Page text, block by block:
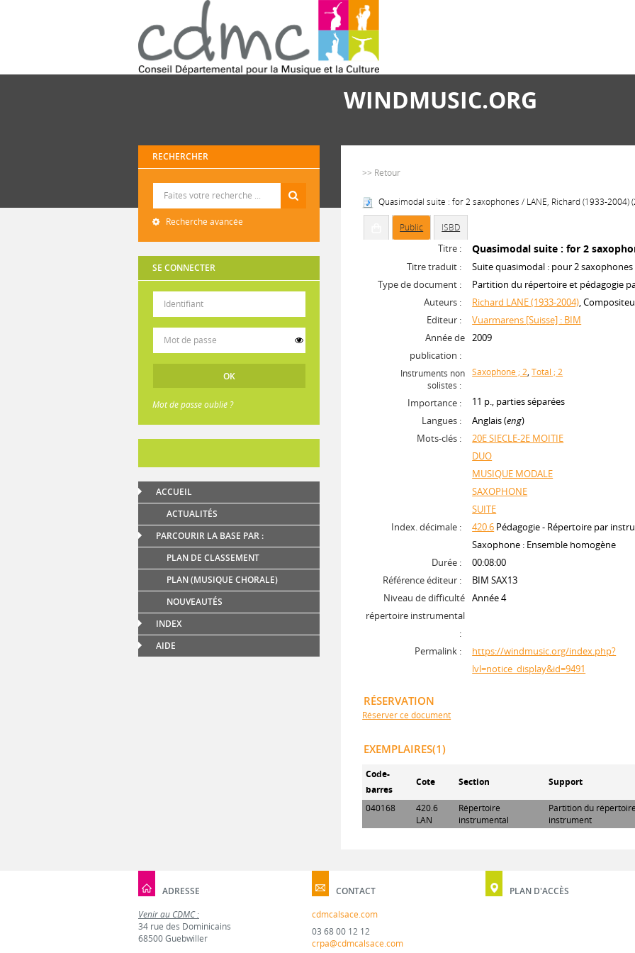
WINDMUSIC.ORG
RECHERCHER
Recherche avancée
SE CONNECTER
Mot de passe oublié ?
ACCUEIL
ACTUALITÉS
PARCOURIR LA BASE PAR :
PLAN DE CLASSEMENT
PLAN (MUSIQUE CHORALE)
NOUVEAUTÉS
INDEX
AIDE
>> Retour
Quasimodal suite : for 2 saxophones / LANE, Richard (1933-2004)
Public ISBD
Titre : Quasimodal suite : for 2
Titre traduit :
Suite quasimodal : pour 2 saxophones
Type de document :
Partition du répertoire et pédagogie
Auteurs :
Richard LANE (1933-2004),
Editeur :
Vuarmarens [Suisse] : BIM
Année de
publication :
2009
Instruments non
solistes :
Saxophone ; 2,Total ; 2
Importance :
11 p., parties séparées
Langues :
Anglais (eng)
Mots-clés :
20E SIECLE-2E MOITIE
DUO
MUSIQUE MODALE
SAXOPHONE
SUITE
Index. décimale :
420.6 Pédagogie - Répertoire par
Saxophone : Ensemble homogène
Durée :
00:08:00
Référence éditeur :
BIM SAX13
Niveau de difficulté
répertoire instrumental
:
Année 4
Permalink :
https://windmusic.org/index.php?
lvl=notice_display&id=9491
RÉSERVATION
Réserver ce document
EXEMPLAIRES(1)
Code-
barres
Cote Section Support
040168
420.6
LAN
Répertoire
instrumental
Partition du
instrument
ADRESSE
Venir au CDMC :
34 rue des Dominicains
68500 Guebwiller
CONTACT
cdmcalsace.com
03 68 00 12 12
crpa@cdmcalsace.com
PLAN D'ACCÈS